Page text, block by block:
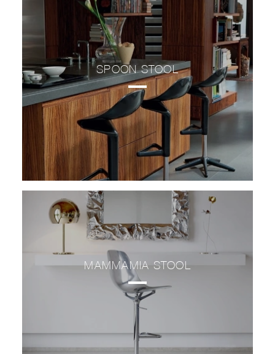
SPOON STOOL
MAMMAMIA STOOL